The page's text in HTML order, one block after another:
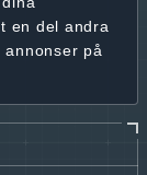
en del andra
annonser på